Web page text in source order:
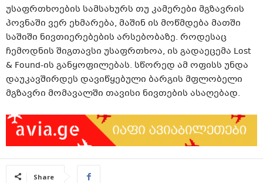
უსაფრთხოების სამსახურს თუ კამერები მგზავრის
პოვნაში ვერ ეხმარება, მაშინ ის მოწმდება მათში
საშიში ნივთიერებების არსებობაზე. როდესაც
ჩემოდნის შიგთავსი უსაფრთხოა, ის გადაეცემა Lost
& Found-ის განყოფილებას. სწორედ ამ ოფისს უნდა
დაუკავშირდეს დავიწყებული ბარგის მფლობელი
მგზავრი მომავალში თავისი ნივთების ასაღებად.
Share